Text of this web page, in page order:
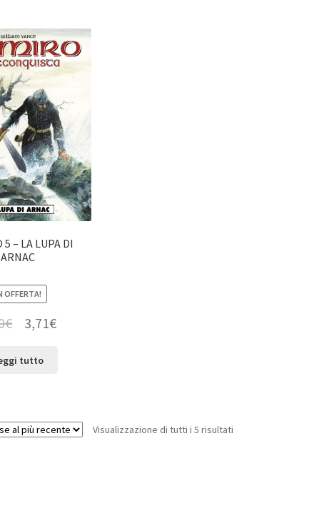
5 – LA LUPA DI
ARNAC
OFFERTA!
€ 3,71€
tutto
Visualizzazione di tutti i 5 risultati